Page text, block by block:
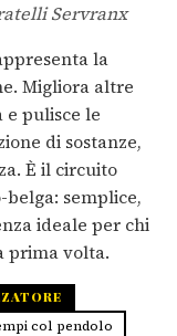
Servranx
la
Migliora altre
e pulisce le
di sostanze,
È il circuito
semplice,
ideale per chi
prima volta.
col pendolo